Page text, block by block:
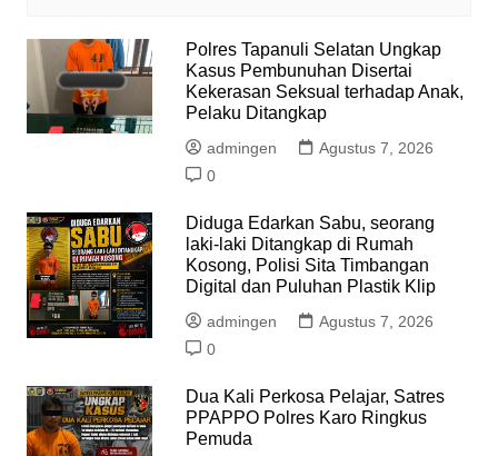
Polres Tapanuli Selatan Ungkap
Kasus Pembunuhan Disertai
Kekerasan Seksual terhadap Anak,
Pelaku Ditangkap
admingen
Agustus 7, 2026
0
Diduga Edarkan Sabu, seorang
laki-laki Ditangkap di Rumah
Kosong, Polisi Sita Timbangan
Digital dan Puluhan Plastik Klip
admingen
Agustus 7, 2026
0
Dua Kali Perkosa Pelajar, Satres
PPAPPO Polres Karo Ringkus
Pemuda